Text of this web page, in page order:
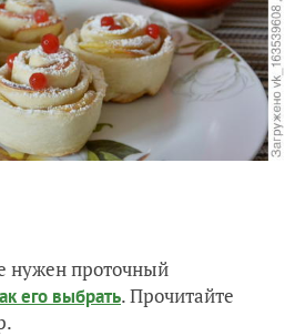
нужен проточный
его выбрать. Прочитайте